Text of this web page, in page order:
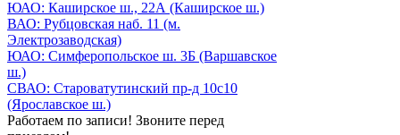
ЮАО: Каширское ш., 22А (Каширское ш.)
ВАО: Рубцовская наб. 11 (м.
Электрозаводская)
ЮАО: Симферопольское ш. 3Б (Варшавское
ш.)
СВАО: Староватутинский пр-д 10с10
(Ярославское ш.)
Работаем по записи! Звоните перед